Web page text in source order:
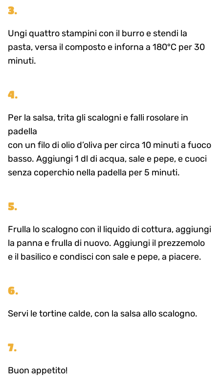
3.
Ungi quattro stampini con il burro e stendi la
pasta, versa il composto e inforna a 180°C per 30
minuti.
4.
Per la salsa, trita gli scalogni e falli rosolare in
padella
con un filo di olio d’oliva per circa 10 minuti a fuoco
basso. Aggiungi 1 dl di acqua, sale e pepe, e cuoci
senza coperchio nella padella per 5 minuti.
5.
Frulla lo scalogno con il liquido di cottura, aggiungi
la panna e frulla di nuovo. Aggiungi il prezzemolo
e il basilico e condisci con sale e pepe, a piacere.
6.
Servi le tortine calde, con la salsa allo scalogno.
7.
Buon appetito!